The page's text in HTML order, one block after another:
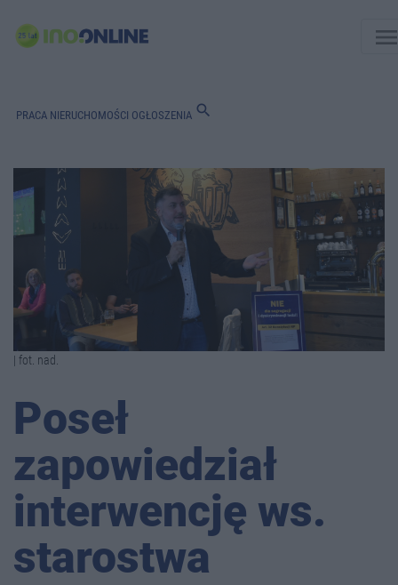
PRACA NIERUCHOMOŚCI OGŁOSZENIA search
| fot. nad.
Poseł
zapowiedział
interwencję ws.
starostwa